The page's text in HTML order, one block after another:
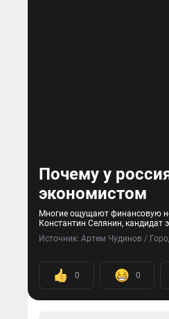
Почему у
экономистом
Многие ощущают финансовую
Константин Селянин, кандидат
Источник: Артем Чудинов /
0 0